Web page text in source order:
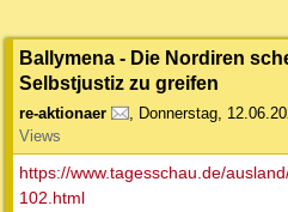
Ballymena - Die Nordiren
Selbstjustiz zu greifen
re-aktionaer , Donnerstag,
Views
https://www.tagesschau.de/
102.html